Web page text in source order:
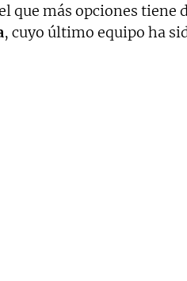
que más opciones tiene
, cuyo último equipo ha